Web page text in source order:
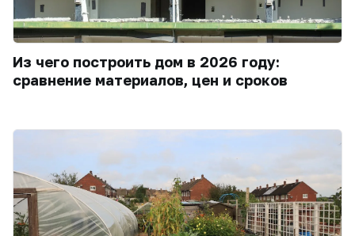
Из чего построить дом в 2026 году:
сравнение материалов, цен и сроков